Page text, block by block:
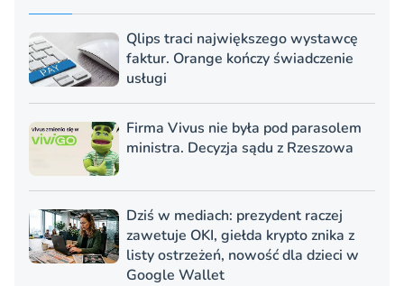
Qlips traci największego wystawcę
faktur. Orange kończy świadczenie
usługi
Firma Vivus nie była pod parasolem
ministra. Decyzja sądu z Rzeszowa
Dziś w mediach: prezydent raczej
zawetuje OKI, giełda krypto znika z
listy ostrzeżeń, nowość dla dzieci w
Google Wallet